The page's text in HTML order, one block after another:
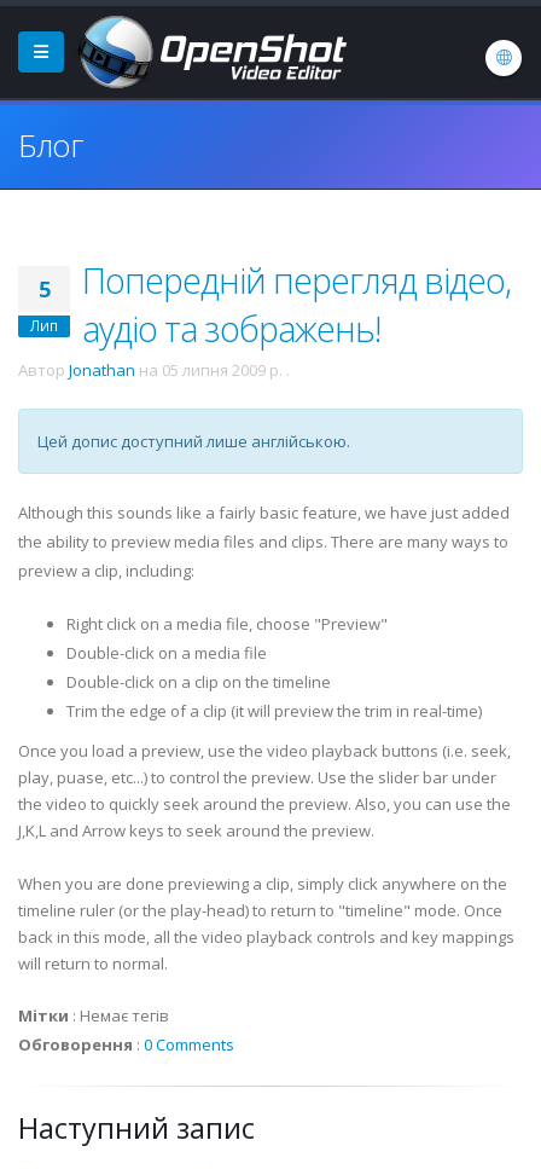
Блог
5
Лип
Попередній перегляд відео,
аудіо та зображень!
Автор Jonathan на 05 липня 2009 р. .
Цей допис доступний лише англійською.
Although this sounds like a fairly basic feature, we have just added
the ability to preview media files and clips. There are many ways to
preview a clip, including:
Right click on a media file, choose "Preview"
Double-click on a media file
Double-click on a clip on the timeline
Trim the edge of a clip (it will preview the trim in real-time)
Once you load a preview, use the video playback buttons (i.e. seek,
play, puase, etc...) to control the preview. Use the slider bar under
the video to quickly seek around the preview. Also, you can use the
J,K,L and Arrow keys to seek around the preview.
When you are done previewing a clip, simply click anywhere on the
timeline ruler (or the play-head) to return to "timeline" mode. Once
back in this mode, all the video playback controls and key mappings
will return to normal.
Мітки : Немає тегів
Обговорення : 0 Comments
Наступний запис